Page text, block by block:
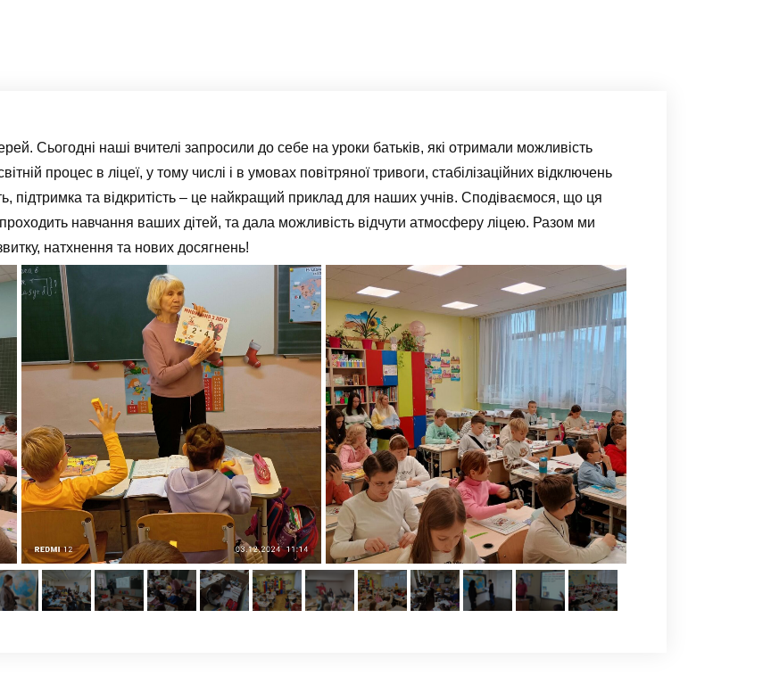
Сьогодні наші вчителі запросили до себе на уроки батьків, які отримали можливість
процес в ліцеї, у тому числі і в умовах повітряної тривоги, стабілізаційних відключень
підтримка та відкритість – це найкращий приклад для наших учнів. Сподіваємося, що ця
навчання ваших дітей, та дала можливість відчути атмосферу ліцею. Разом ми
натхнення та нових досягнень!